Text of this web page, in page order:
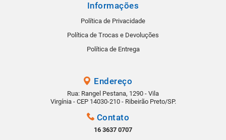
Informações
Política de Privacidade
Política de Trocas e Devoluções
Política de Entrega
Endereço
Rua: Rangel Pestana, 1290 - Vila
Virgínia - CEP 14030-210 - Ribeirão Preto/SP.
Contato
16 3637 0707